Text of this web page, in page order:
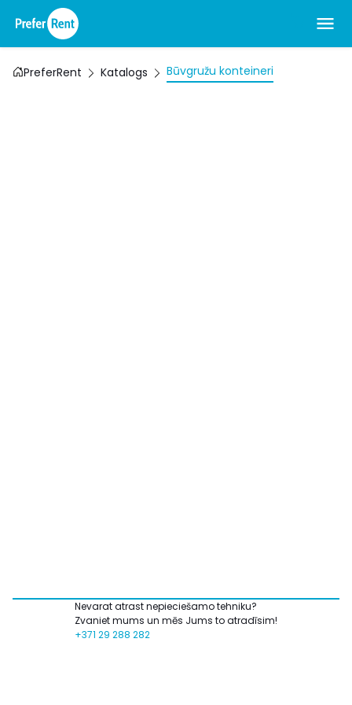
PreferRent Katalogs Būvgružu konteineri
Nevarat atrast nepieciešamo tehniku?
Zvaniet mums un mēs Jums to atradīsim!
+371 29 288 282